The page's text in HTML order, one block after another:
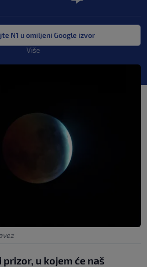
N1 u omiljeni Google izvor
Više
u kojem će naš